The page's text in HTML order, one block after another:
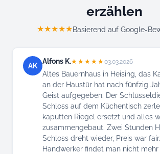
erzählen
★★★★★Basierend auf Google-
AK
Alfons K.★★★★★03.03.2026
Altes Bauernhaus in Heising, das
an der Haustür hat nach fünfzig
Geist aufgegeben. Der
Schloss auf dem Küchentisch
kaputten Riegel ersetzt und alles
zusammengebaut. Zwei Stunden
Schloss dreht wieder, Preis war
Handwerker findet man nicht mehr